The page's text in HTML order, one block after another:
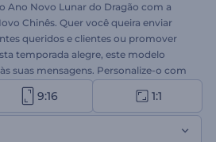
Ano Novo Lunar do Dragão com a
Chinês. Quer você queira enviar
queridos e clientes ou promover
temporada alegre, este modelo
suas mensagens. Personalize-o com
sinceras e uma trilha sonora
promocional memorável. Crie agora e
ao seu público!
9:16 1:1